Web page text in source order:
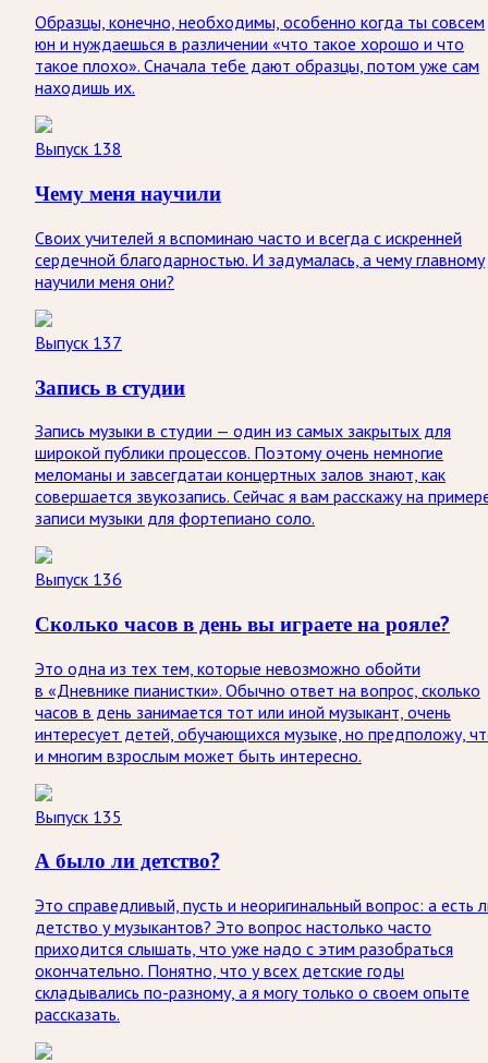
Образцы, конечно, необходимы, особенно когда ты совсем
юн и нуждаешься в различении «что такое хорошо и что
такое плохо». Сначала тебе дают образцы, потом уже сам
находишь их.
Выпуск 138
Чему меня научили
Своих учителей я вспоминаю часто и всегда с искренней
сердечной благодарностью. И задумалась, а чему главному
научили меня они?
Выпуск 137
Запись в студии
Запись музыки в студии — один из самых закрытых для
широкой публики процессов. Поэтому очень немногие
меломаны и завсегдатаи концертных залов знают, как
совершается звукозапись. Сейчас я вам расскажу на
записи музыки для фортепиано соло.
Выпуск 136
Сколько часов в день вы играете на рояле?
Это одна из тех тем, которые невозможно обойти
в «Дневнике пианистки». Обычно ответ на вопрос, сколько
часов в день занимается тот или иной музыкант, очень
интересует детей, обучающихся музыке, но предположу,
и многим взрослым может быть интересно.
Выпуск 135
А было ли детство?
Это справедливый, пусть и неоригинальный вопрос: а есть
детство у музыкантов? Это вопрос настолько часто
приходится слышать, что уже надо с этим разобраться
окончательно. Понятно, что у всех детские годы
складывались по-разному, а я могу только о своем опыте
рассказать.